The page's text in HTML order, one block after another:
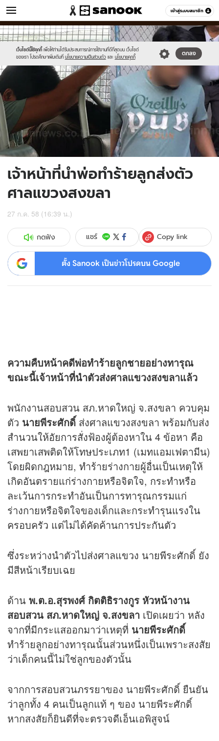
เข้าสู่ระบบสมาชิก
ข่าว หมวดอื่นๆ
เว็บไซต์นี้ใช้คุกกี้ เพื่อให้ท่านได้รับประสบการณ์การใช้งานที่ดีที่สุดบน เว็บไซต์
ของเรา โปรดศึกษาเพิ่มเติมที่ นโยบายความเป็นส่วนตัว และ นโยบายคุกกี้
ตกลง
Sanook
//s.isanook.com/sr/0/images/logo-
new-
sanook.png
600
60
//s.isanook.com/ns/0/ud/367/1837402/222.jpg
เจ้าหน้าที่นำพ่อทำร้ายลูกส่งตัว
ศาลแขวงสงขลา
27 ก.ค. 58 (16:39 น.)
กดฟัง แชร์ Copy link
ตั้ง Sanook เป็นข่าวโปรดบน Google
ความคืบหน้าคดีพ่อทำร้ายลูกชายอย่างทารุณ
ขณะนี้เจ้าหน้าที่นำตัวส่งศาลแขวงสงขลาแล้ว
พนักงานสอบสวน สภ.หาดใหญ่ จ.สงขลา ควบคุม
ตัว นายพีระศักดิ์ ส่งศาลแขวงสงขลา พร้อมกับส่ง
สำนวนให้อัยการสั่งฟ้องผู้ต้องหาใน 4 ข้อหา คือ
เสพยาเสพติดให้โทษประเภท1 (เมทแอมเฟตามีน)
โดยผิดกฎหมาย, ทำร้ายร่างกายผู้อื่นเป็นเหตุให้
เกิดอันตรายแก่ร่างกายหรือจิตใจ, กระทำหรือ
ละเว้นการกระทำอันเป็นการทารุณกรรมแก่
ร่างกายหรือจิตใจของเด็กและกระทำรุนแรงใน
ครอบครัว แต่ไม่ได้คัดค้านการประกันตัว
ซึ่งระหว่างนำตัวไปส่งศาลแขวง นายพีระศักดิ์ ยัง
มีสีหน้าเรียบเฉย
ด้าน พ.ต.อ.สุรพงศ์ กิตติธิรางกูร หัวหน้างาน
สอบสวน สภ.หาดใหญ่ จ.สงขลา เปิดเผยว่า หลัง
จากที่มีกระแสออกมาว่าเหตุที่ นายพีระศักดิ์
ทำร้ายลูกอย่างทารุณนั้นส่วนหนึ่งเป็นเพราะสงสัย
ว่าเด็กคนนี้ไม่ใช่ลูกของตัวนั้น
จากการสอบสวนภรรยาของ นายพีระศักดิ์ ยืนยัน
ว่าลูกทั้ง 4 คนเป็นลูกแท้ ๆ ของ นายพีระศักดิ์
หากสงสัยก็ยินดีที่จะตรวจดีเอ็นเอพิสูจน์